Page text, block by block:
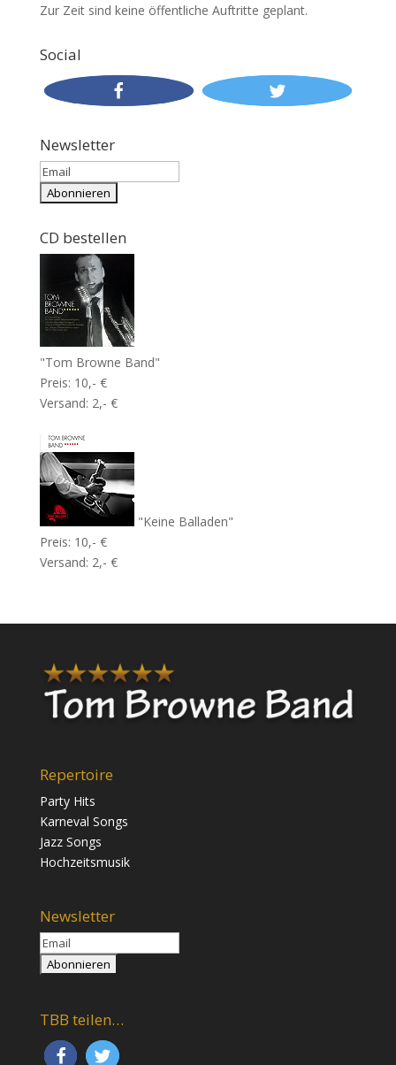
Zur Zeit sind keine öffentliche Auftritte geplant.
Social
Newsletter
CD bestellen
"Tom Browne Band"
Preis: 10,- €
Versand: 2,- €
"Keine Balladen"
Preis: 10,- €
Versand: 2,- €
Repertoire
Party Hits
Karneval Songs
Jazz Songs
Hochzeitsmusik
Newsletter
TBB teilen…